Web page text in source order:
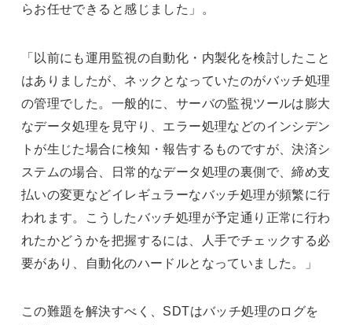
らお任せできると感じました」。
「以前にも運用監視の自動化・内製化を検討したこと
はありましたが、ネックとなっていたのがバッチ処理
の管理でした。一般的に、サーバの監視ツールは膨大
なデータ処理を見守り、エラー処理などのインシデン
トが生じた場合に検知・報告するものですが、決済シ
ステムの場合、日常的なデータ処理の裏側で、締め支
払いの変更などイレギュラーなバッチ処理が頻繁に行
われます。こうしたバッチ処理が予定通り正常に行わ
れたかどうかを把握するには、人手でチェックする必
要があり、自動化のハードルとなっていました。」
この難題を解決すべく、SDTはバッチ処理のログを